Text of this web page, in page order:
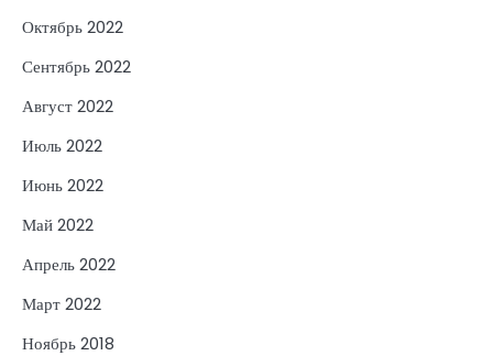
Октябрь 2022
Сентябрь 2022
Август 2022
Июль 2022
Июнь 2022
Май 2022
Апрель 2022
Март 2022
Ноябрь 2018